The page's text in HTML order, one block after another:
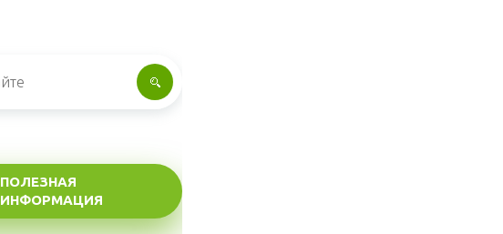
ПОЛЕЗНАЯ
ИНФОРМАЦИЯ